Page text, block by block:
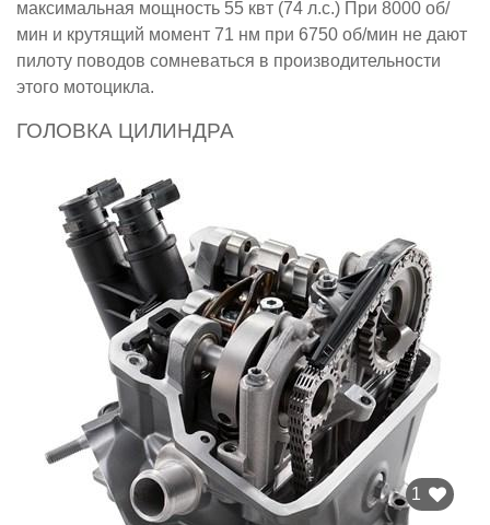
максимальная мощность 55 квт (74 л.с.) При 8000 об/
мин и крутящий момент 71 нм при 6750 об/мин не дают
пилоту поводов сомневаться в производительности
этого мотоцикла.
ГОЛОВКА ЦИЛИНДРА
1